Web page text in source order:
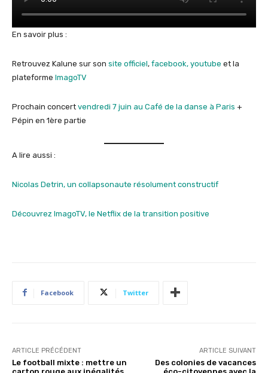
En savoir plus :
Retrouvez Kalune sur son site officiel, facebook, youtube et la
plateforme ImagoTV
Prochain concert vendredi 7 juin au Café de la danse à Paris +
Pépin en 1ère partie
A lire aussi :
Nicolas Detrin, un collapsonaute résolument constructif
Découvrez ImagoTV, le Netflix de la transition positive
Facebook Twitter
ARTICLE PRÉCÉDENT
Le football mixte : mettre un
ARTICLE SUIVANT
Des colonies de vacances